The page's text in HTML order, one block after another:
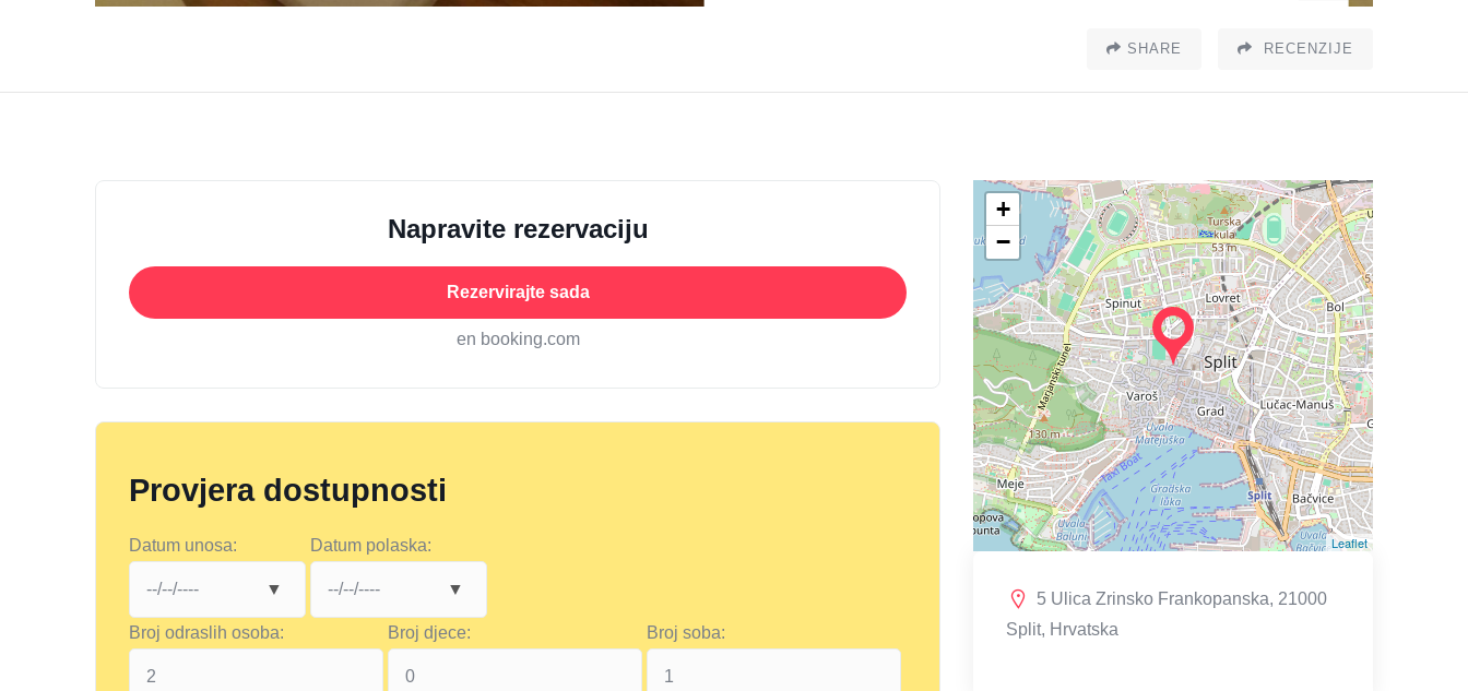
SHARE RECENZIJE
Napravite rezervaciju
Rezervirajte sada
en booking.com
Provjera dostupnosti
Datum unosa: Datum polaska:
Broj odraslih osoba: Broj djece: Broj soba:
+
−
Leaflet
5 Ulica Zrinsko Frankopanska, 21000
Split, Hrvatska